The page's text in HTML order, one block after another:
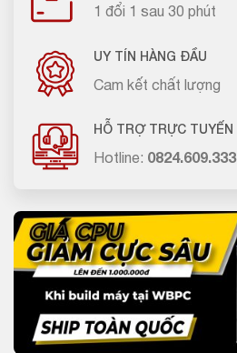
1 đổi 1 sau 30 phút
UY TÍN HÀNG ĐẦU
Cam kết chất lượng
HỖ TRỢ TRỰC TUYẾN
Hotline: 0824.609.333